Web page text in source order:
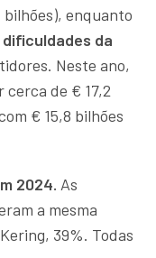
bilhões), enquanto
dificuldades da
Neste ano,
de € 17,2
€ 15,8 bilhões
2024. As
a mesma
39%. Todas